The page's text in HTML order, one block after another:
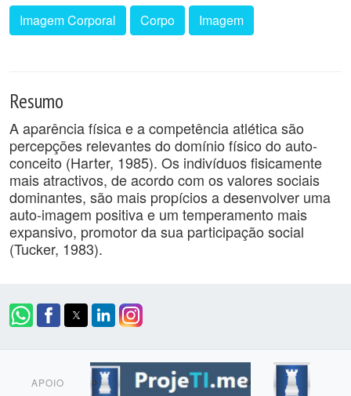
Imagem Corporal Corpo Imagem
Resumo
A aparência física e a competência atlética são
percepções relevantes do domínio físico do auto-
conceito (Harter, 1985). Os indivíduos fisicamente
mais atractivos, de acordo com os valores sociais
dominantes, são mais propícios a desenvolver uma
auto-imagem positiva e um temperamento mais
expansivo, promotor da sua participação social
(Tucker, 1983).
APOIO